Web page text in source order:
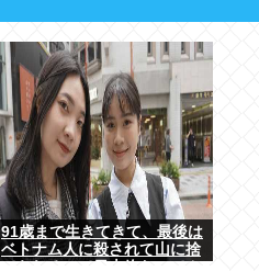
91歳まで生きてきて、最後は
ベトナム人に殺されて山に捨